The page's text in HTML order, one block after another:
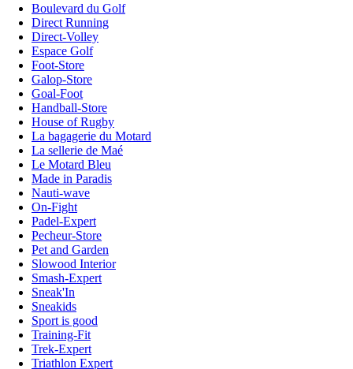
Boulevard du Golf
Direct Running
Direct-Volley
Espace Golf
Foot-Store
Galop-Store
Goal-Foot
Handball-Store
House of Rugby
La bagagerie du Motard
La sellerie de Maé
Le Motard Bleu
Made in Paradis
Nauti-wave
On-Fight
Padel-Expert
Pecheur-Store
Pet and Garden
Slowood Interior
Smash-Expert
Sneak'In
Sneakids
Sport is good
Training-Fit
Trek-Expert
Triathlon Expert